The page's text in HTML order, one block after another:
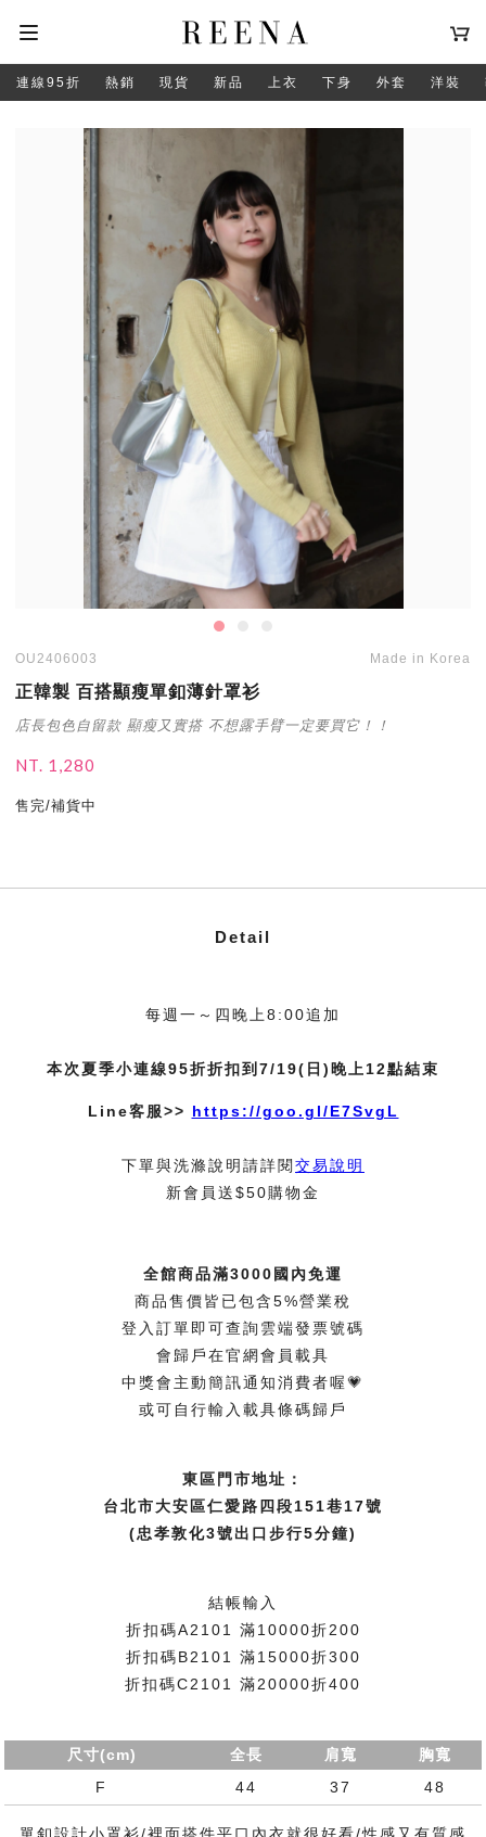
連線95折 熱銷 現貨 新品 上衣 下身 外套 洋裝
OU2406003 Made in Korea
正韓製 百搭顯瘦單釦薄針罩衫
店長包色自留款 顯瘦又實搭 不想露手臂一定要買它！！
NT. 1,280
售完/補貨中
Detail
每週一～四晚上8:00追加
本次夏季小連線95折折扣到7/19(日)晚上12點結束
Line客服>> https://goo.gl/E7SvgL
下單與洗滌說明請詳閱交易說明
新會員送$50購物金
全館商品滿3000國內免運
商品售價皆已包含5%營業稅
登入訂單即可查詢雲端發票號碼
會歸戶在官網會員載具
中獎會主動簡訊通知消費者喔💗
或可自行輸入載具條碼歸戶
東區門市地址：
台北市大安區仁愛路四段151巷17號
(忠孝敦化3號出口步行5分鐘)
結帳輸入
折扣碼A2101 滿10000折200
折扣碼B2101 滿15000折300
折扣碼C2101 滿20000折400
尺寸(cm) 全長 肩寬
胸寬
F
44 37 48